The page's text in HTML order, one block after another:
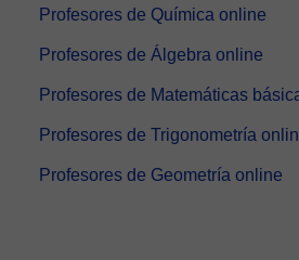
Profesores de Química online
Profesores de Álgebra online
Profesores de Matemáticas
Profesores de Trigonometría
Profesores de Geometría online